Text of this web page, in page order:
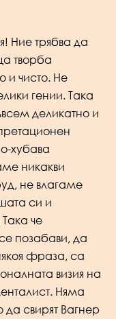
Ние трябва да
творба
и чисто. Не
гении. Така
деликатно и
хубава
никакви
не влагаме
си и
че
позабави, да
фраза, са
визия на
Няма
свирят Вагнер